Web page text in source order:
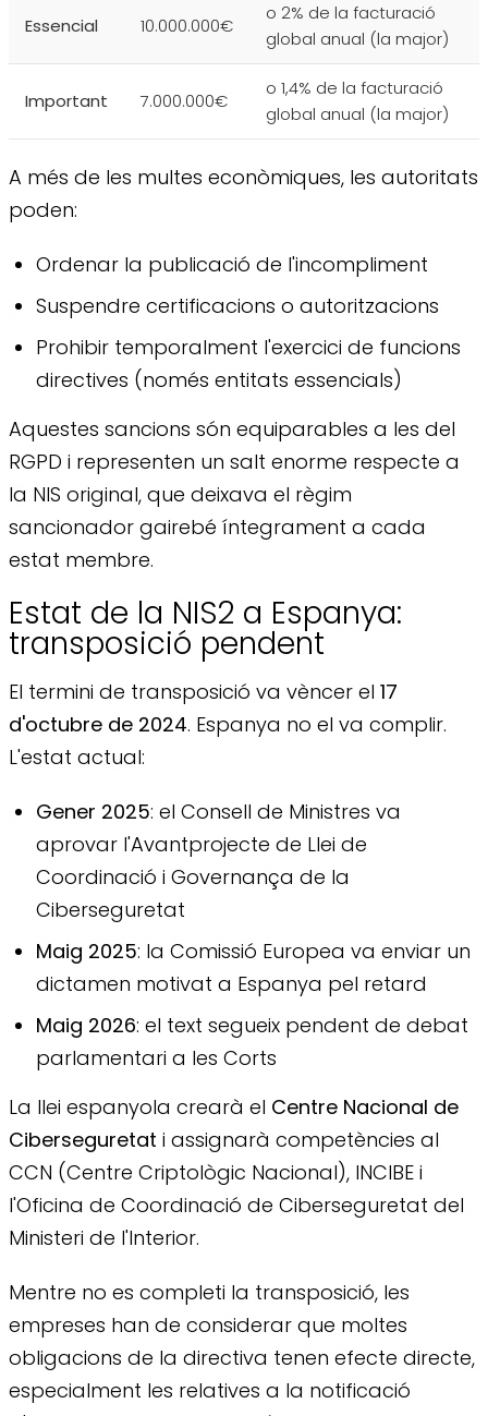
Essencial 10.000.000€
o 2% de la facturació
global anual (la major)
Important 7.000.000€
o 1,4% de la facturació
global anual (la major)
A més de les multes econòmiques, les autoritats
poden:
Ordenar la publicació de l'incompliment
Suspendre certificacions o autoritzacions
Prohibir temporalment l'exercici de funcions
directives (només entitats essencials)
Aquestes sancions són equiparables a les del
RGPD i representen un salt enorme respecte a
la NIS original, que deixava el règim
sancionador gairebé íntegrament a cada
estat membre.
Estat de la NIS2 a Espanya:
transposició pendent
El termini de transposició va vèncer el 17
d'octubre de 2024. Espanya no el va complir.
L'estat actual:
Gener 2025: el Consell de Ministres va
aprovar l'Avantprojecte de Llei de
Coordinació i Governança de la
Ciberseguretat
Maig 2025: la Comissió Europea va enviar un
dictamen motivat a Espanya pel retard
Maig 2026: el text segueix pendent de debat
parlamentari a les Corts
La llei espanyola crearà el Centre Nacional de
Ciberseguretat i assignarà competències al
CCN (Centre Criptològic Nacional), INCIBE i
l'Oficina de Coordinació de Ciberseguretat del
Ministeri de l'Interior.
Mentre no es completi la transposició, les
empreses han de considerar que moltes
obligacions de la directiva tenen efecte directe,
especialment les relatives a la notificació